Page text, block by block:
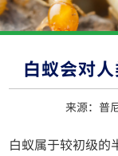
白蚁会对
来源：普
白蚁属于较初级的